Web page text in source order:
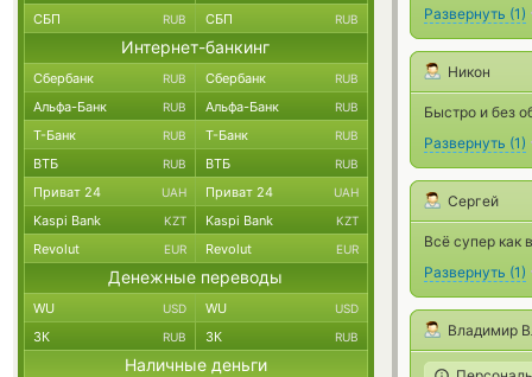
Развернуть (1)
Никон
Быстро и без
Развернуть (1)
Сергей
Всё супер как
Развернуть (1)
Владимир
СБП RUB СБП RUB
Интернет-банкинг
Сбербанк RUB Сбербанк RUB
Альфа-Банк RUB Альфа-Банк RUB
Т-Банк RUB Т-Банк RUB
ВТБ RUB ВТБ RUB
Приват 24 UAH Приват 24 UAH
Kaspi Bank KZT Kaspi Bank KZT
Revolut EUR Revolut EUR
Денежные переводы
WU USD WU USD
ЗК RUB ЗК RUB
Наличные деньги